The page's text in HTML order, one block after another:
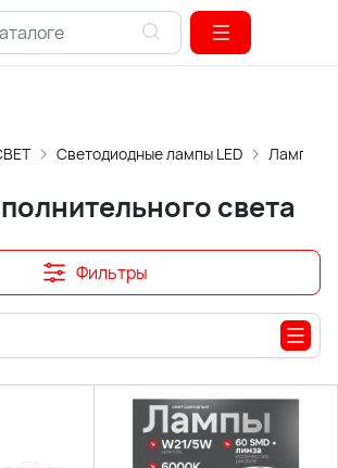
Светодиодные лампы LED Лампы
света
Фильтры